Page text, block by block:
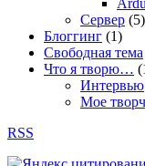
Сервер (5)
Блоггинг (1)
Свободная тема
Что я творю…
Интервью
Мое
RSS